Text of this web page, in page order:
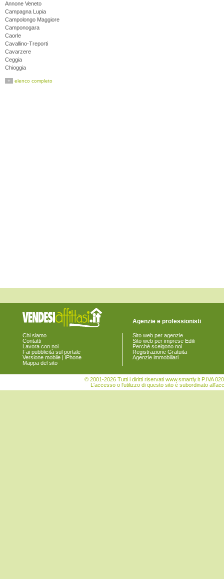
Annone Veneto
Campagna Lupia
Campolongo Maggiore
Camponogara
Caorle
Cavallino-Treporti
Cavarzere
Ceggia
Chioggia
Cona
Teglio Veneto
Venezia
Vigonovo
+ elenco completo
Chi siamo
Contatti
Lavora con noi
Fai pubblicità sul portale
Versione mobile | iPhone
Mappa del sito
Agenzie e professionisti
Sito web per agenzie
Sito web per imprese Edili
Perchè scelgono noi
Registrazione Gratuita
Agenzie immobiliari
© 2001-2026 Tutti i diritti riservati www.smartly.it P.IVA
L'accesso o l'utilizzo di questo sito è subordinato